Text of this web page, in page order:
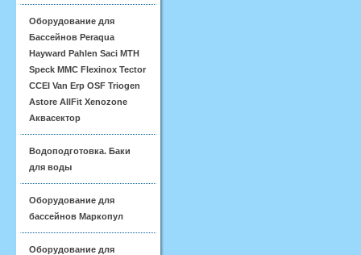
Оборудование для
Бассейнов Peraqua
Hayward Pahlen Saci MTH
Speck MMC Flexinox Tector
CCEI Van Erp OSF Triogen
Astore AllFit Xenozone
Аквасектор
Водоподготовка. Баки
для воды
Оборудование для
бассейнов Маркопул
Оборудование для